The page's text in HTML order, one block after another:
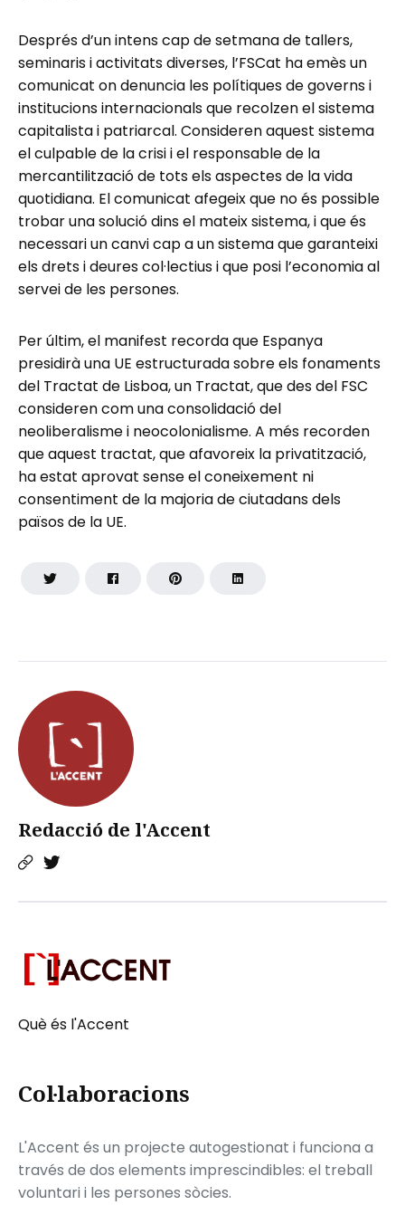
Redacció de l'Accent
Després d’un intens cap de setmana de tallers,
seminaris i activitats diverses, l’FSCat ha emès un
comunicat on denuncia les polítiques de governs i
institucions internacionals que recolzen el sistema
capitalista i patriarcal. Consideren aquest sistema
el culpable de la crisi i el responsable de la
mercantilització de tots els aspectes de la vida
quotidiana. El comunicat afegeix que no és possible
trobar una solució dins el mateix sistema, i que és
necessari un canvi cap a un sistema que garanteixi
els drets i deures col·lectius i que posi l’economia al
servei de les persones.
Per últim, el manifest recorda que Espanya
presidirà una UE estructurada sobre els fonaments
del Tractat de Lisboa, un Tractat, que des del FSC
consideren com una consolidació del
neoliberalisme i neocolonialisme. A més recorden
que aquest tractat, que afavoreix la privatització,
ha estat aprovat sense el coneixement ni
consentiment de la majoria de ciutadans dels
països de la UE.
Què és l'Accent
Col·laboracions
L'Accent és un projecte autogestionat i funciona a
través de dos elements imprescindibles: el treball
voluntari i les persones sòcies.